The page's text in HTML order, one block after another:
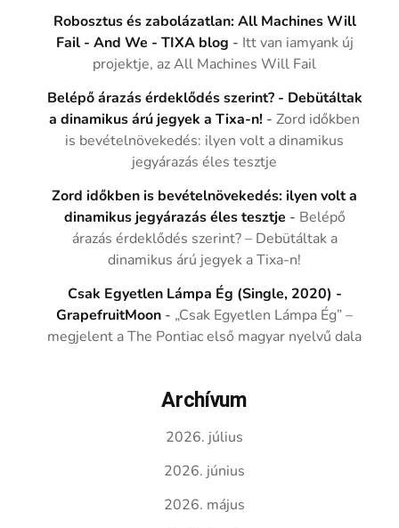
Robosztus és zabolázatlan: All Machines Will
Fail - And We - TIXA blog - Itt van iamyank új
projektje, az All Machines Will Fail
Belépő árazás érdeklődés szerint? - Debütáltak
a dinamikus árú jegyek a Tixa-n! -Zord időkben
is bevételnövekedés: ilyen volt a dinamikus
jegyárazás éles tesztje
Zord időkben is bevételnövekedés: ilyen volt a
dinamikus jegyárazás éles tesztje - Belépő
árazás érdeklődés szerint? – Debütáltak a
dinamikus árú jegyek a Tixa-n!
Csak Egyetlen Lámpa Ég (Single, 2020) -
GrapefruitMoon - „Csak Egyetlen Lámpa Ég” –
megjelent a The Pontiac első magyar nyelvű dala
Archívum
2026. július
2026. június
2026. május